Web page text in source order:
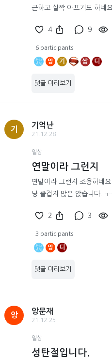
근하고 살짝 아프기도 하네
4 9
6 participants
앙 기 쌉 디
댓글 미리보기
기
기억난
21.12.28
일상
연말이라 그런지
연말이라 그런지 조용하네
냥 즐겁지 많은 않습니다. ㅜ
2 3
3 participants
앙 디
댓글 미리보기
앙
앙문재
21.12.25
일상
성탄절입니다.